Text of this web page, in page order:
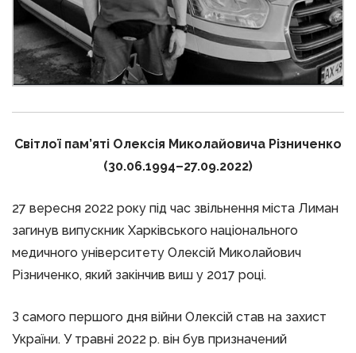
Світлої пам’яті Олексія Миколайовича Різниченко
(30.06.1994–27.09.2022)
27 вересня 2022 року під час звільнення міста Лиман
загинув випускник Харківського національного
медичного університету Олексій Миколайович
Різниченко, який закінчив виш у 2017 році.
З самого першого дня війни Олексій став на захист
України. У травні 2022 р. він був призначений